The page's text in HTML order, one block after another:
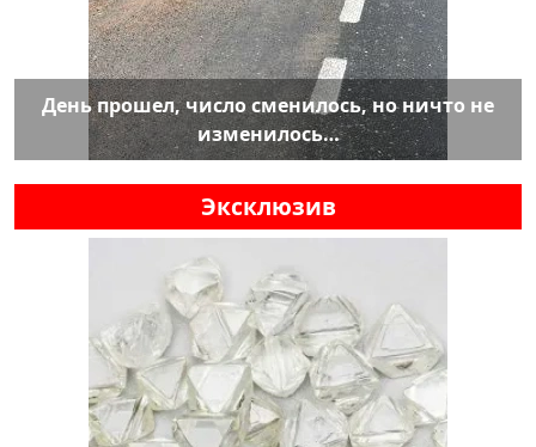
День прошел, число сменилось, но ничто не
изменилось…
Эксклюзив